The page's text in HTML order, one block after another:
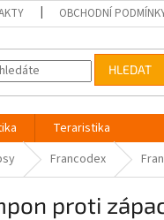
OBCHODNÍ
HLEDAT
Teraristika
Francodex
proti